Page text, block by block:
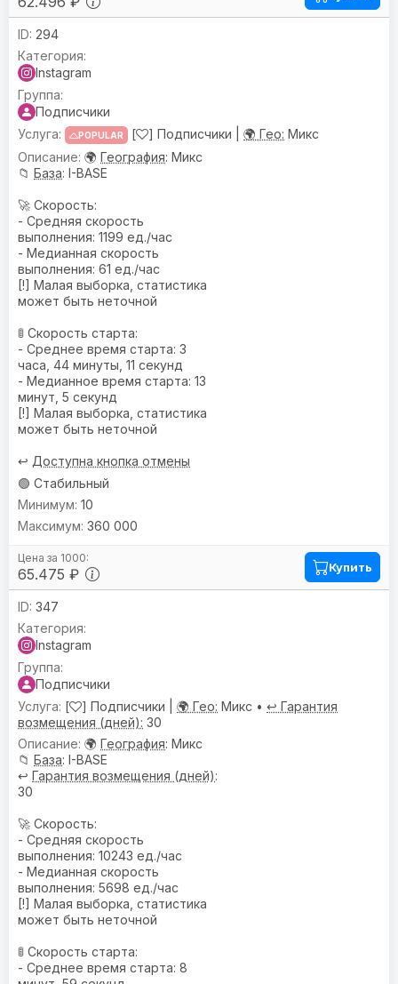
294
Instagram
Подписчики
POPULAR [ ] Подписчики | 🌍 Гео: Микс
🌍 География: Микс
📁 База: I-BASE
🚀 Скорость:
- Средняя скорость
выполнения: 1199 ед./час
- Медианная скорость
выполнения: 61 ед./час
[!] Малая выборка, статистика
может быть неточной
🚦 Скорость старта:
- Среднее время старта: 3
часа, 44 минуты, 11 секунд
- Медианное время старта: 13
минут, 5 секунд
[!] Малая выборка, статистика
может быть неточной
↩️ Доступна кнопка отмены
🟢 Стабильный
65.475 ₽
10
360 000
Купить
347
Instagram
Подписчики
[
] Подписчики | 🌍 Гео: Микс • ↩️ Гарантия
возмещения (дней): 30
🌍 География: Микс
📁 База: I-BASE
↩️ Гарантия возмещения (дней):
30
🚀 Скорость:
- Средняя скорость
выполнения: 10243 ед./час
- Медианная скорость
выполнения: 5698 ед./час
[!] Малая выборка, статистика
может быть неточной
🚦 Скорость старта:
- Среднее время старта: 8